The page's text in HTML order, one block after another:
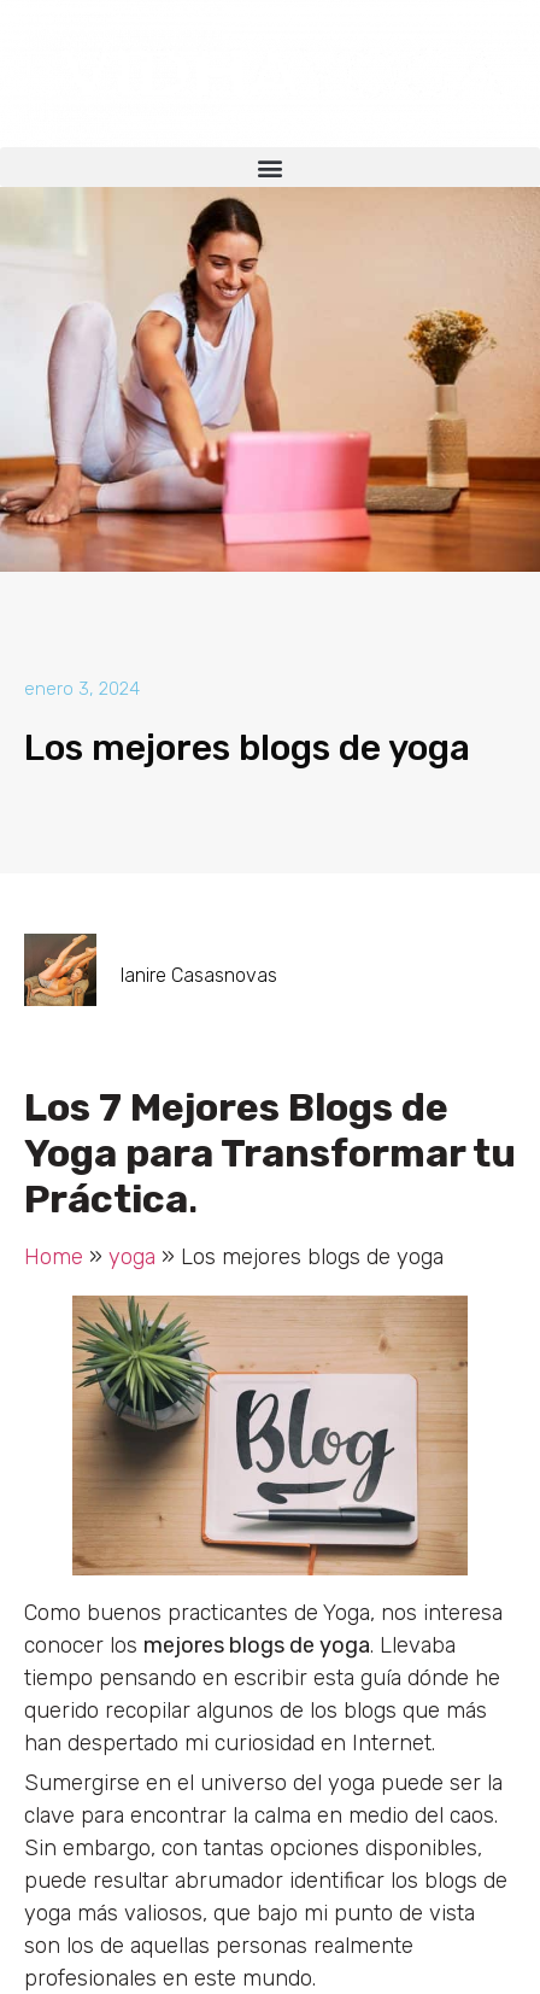
enero 3, 2024
Los mejores blogs de yoga
Ianire Casasnovas
Los 7 Mejores Blogs de
Yoga para Transformar tu
Práctica.
Home » yoga » Los mejores blogs de yoga
Como buenos practicantes de Yoga, nos interesa
conocer los mejores blogs de yoga. Llevaba
tiempo pensando en escribir esta guía dónde he
querido recopilar algunos de los blogs que más
han despertado mi curiosidad en Internet.
Sumergirse en el universo del yoga puede ser la
clave para encontrar la calma en medio del caos.
Sin embargo, con tantas opciones disponibles,
puede resultar abrumador identificar los blogs de
yoga más valiosos, que bajo mi punto de vista
son los de aquellas personas realmente
profesionales en este mundo.